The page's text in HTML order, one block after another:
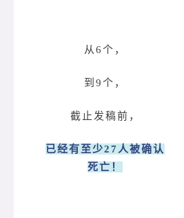
从6个，
到9个，
截止发稿前，
已经有至少27人被确认
死亡！